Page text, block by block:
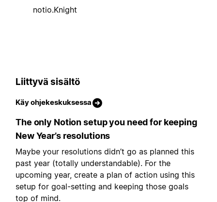
notio.Knight
Liittyvä sisältö
Käy ohjekeskuksessa
The only Notion setup you need for keeping
New Year’s resolutions
Maybe your resolutions didn’t go as planned this
past year (totally understandable). For the
upcoming year, create a plan of action using this
setup for goal-setting and keeping those goals
top of mind.